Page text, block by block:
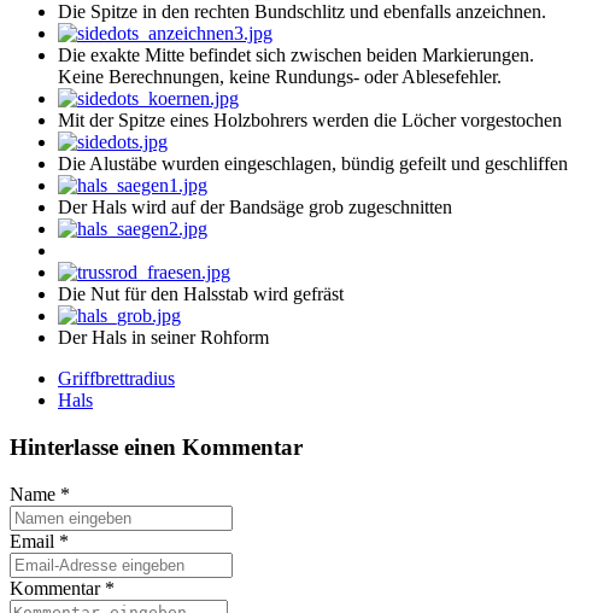
Die Spitze in den rechten Bundschlitz und ebenfalls anzeichnen.
Die exakte Mitte befindet sich zwischen beiden Markierungen.
Keine Berechnungen, keine Rundungs- oder Ablesefehler.
Mit der Spitze eines Holzbohrers werden die Löcher vorgestochen
Die Alustäbe wurden eingeschlagen, bündig gefeilt und geschliffen
Der Hals wird auf der Bandsäge grob zugeschnitten
Die Nut für den Halsstab wird gefräst
Der Hals in seiner Rohform
Griffbrettradius
Hals
Hinterlasse einen Kommentar
Name *
Email *
Kommentar *